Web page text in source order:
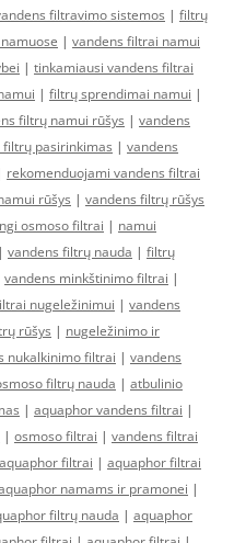
filtravimo sistemos | filtrų
| vandens filtrai namui
| tinkamiausi vandens filtrai
| filtrų sprendimai namui |
filtrų namui rūšys | vandens
pasirinkimas | vandens
rekomenduojami vandens filtrai
rūšys | vandens filtrų rūšys
osmoso filtrai | namui
| vandens filtrų nauda | filtrų
vandens minkštinimo filtrai |
nugeležinimui | vandens
rūšys | nugeležinimo ir
nukalkinimo filtrai | vandens
filtrų nauda | atbulinio
| aquaphor vandens filtrai |
| osmoso filtrai | vandens filtrai
aquaphor filtrai | aquaphor filtrai
namams ir pramonei |
filtrų nauda | aquaphor